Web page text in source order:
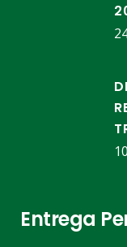
Entrega